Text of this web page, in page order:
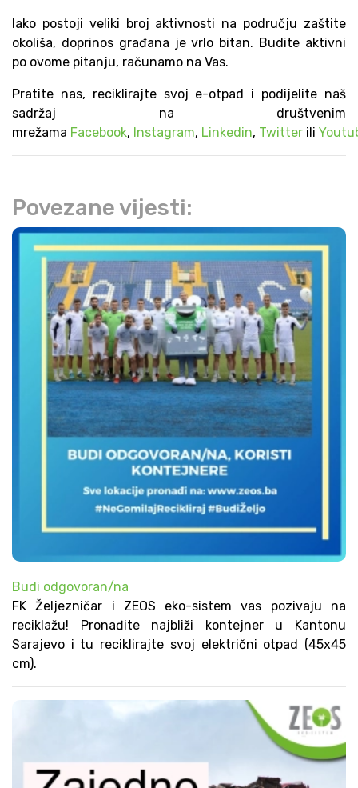
Iako postoji veliki broj aktivnosti na području zaštite
okoliša, doprinos građana je vrlo bitan. Budite aktivni
po ovome pitanju, računamo na Vas.
Pratite nas, reciklirajte svoj e-otpad i podijelite naš
sadržaj na društvenim
mrežama Facebook, Instagram, Linkedin, Twitter ili
Povezane vijesti:
Budi odgovoran/na
FK Željezničar i ZEOS eko-sistem vas pozivaju na
reciklažu! Pronađite najbliži kontejner u Kantonu
Sarajevo i tu reciklirajte svoj električni otpad (45x45
cm).